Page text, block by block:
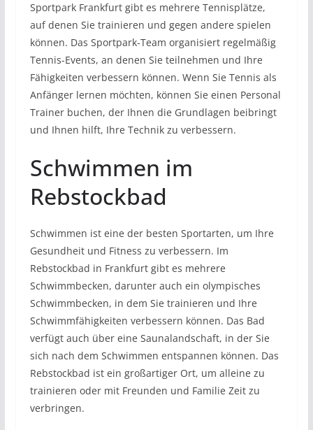
Sportpark Frankfurt gibt es mehrere Tennisplätze,
auf denen Sie trainieren und gegen andere spielen
können. Das Sportpark-Team organisiert regelmäßig
Tennis-Events, an denen Sie teilnehmen und Ihre
Fähigkeiten verbessern können. Wenn Sie Tennis als
Anfänger lernen möchten, können Sie einen Personal
Trainer buchen, der Ihnen die Grundlagen beibringt
und Ihnen hilft, Ihre Technik zu verbessern.
Schwimmen im
Rebstockbad
Schwimmen ist eine der besten Sportarten, um Ihre
Gesundheit und Fitness zu verbessern. Im
Rebstockbad in Frankfurt gibt es mehrere
Schwimmbecken, darunter auch ein olympisches
Schwimmbecken, in dem Sie trainieren und Ihre
Schwimmfähigkeiten verbessern können. Das Bad
verfügt auch über eine Saunalandschaft, in der Sie
sich nach dem Schwimmen entspannen können. Das
Rebstockbad ist ein großartiger Ort, um alleine zu
trainieren oder mit Freunden und Familie Zeit zu
verbringen.